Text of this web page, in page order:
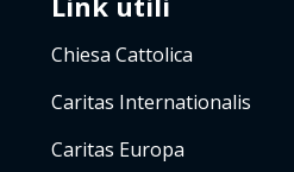
Chiesa Cattolica
Caritas Internationalis
Caritas Europa